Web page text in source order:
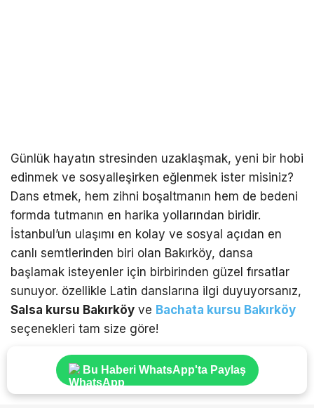
Günlük hayatın stresinden uzaklaşmak, yeni bir hobi
edinmek ve sosyalleşirken eğlenmek ister misiniz?
Dans etmek, hem zihni boşaltmanın hem de bedeni
formda tutmanın en harika yollarından biridir.
İstanbul’un ulaşımı en kolay ve sosyal açıdan en
canlı semtlerinden biri olan Bakırköy, dansa
başlamak isteyenler için birbirinden güzel fırsatlar
sunuyor. özellikle Latin danslarına ilgi duyuyorsanız,
Salsa kursu Bakırköy ve Bachata kursu Bakırköy
seçenekleri tam size göre!
Bu Haberi WhatsApp'ta Paylaş